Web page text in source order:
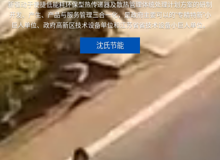
新驱动于便捷低能耗环保型热传递器及散热管理体统处理计划方案的研制
开发、产生、产品与服务管理三合一化，是政府主要可以的“专精特新”小
巨人单位、政府高新区技术设备单位和江苏省省技术设备小巨人单位。
沈氏节能